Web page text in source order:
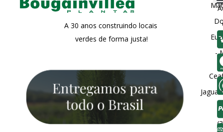
A 30 anos construindo locais
verdes de forma justa!
-